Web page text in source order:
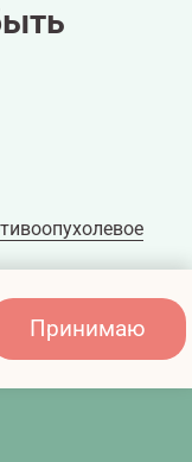
Принимаю